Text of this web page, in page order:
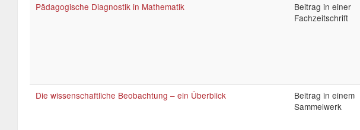
Pädagogische Diagnostik in Mathematik
Beitrag in einer
Fachzeitschrift
Die wissenschaftliche Beobachtung – ein Überblick
Beitrag in einem
Sammelwerk